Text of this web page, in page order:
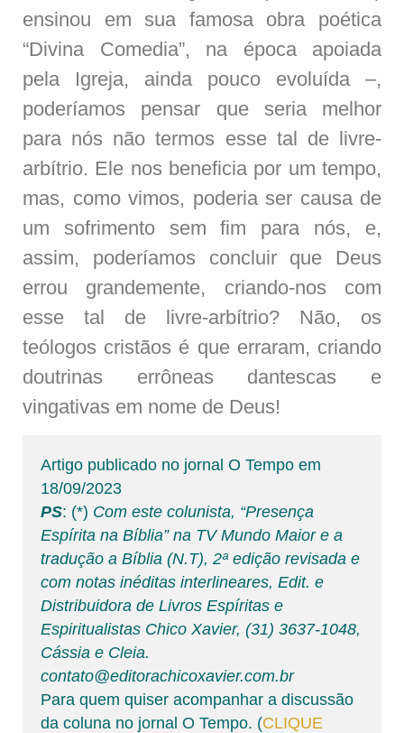
ensinou em sua famosa obra poética
“Divina Comedia”, na época apoiada
pela Igreja, ainda pouco evoluída –,
poderíamos pensar que seria melhor
para nós não termos esse tal de livre-
arbítrio. Ele nos beneficia por um tempo,
mas, como vimos, poderia ser causa de
um sofrimento sem fim para nós, e,
assim, poderíamos concluir que Deus
errou grandemente, criando-nos com
esse tal de livre-arbítrio? Não, os
teólogos cristãos é que erraram, criando
doutrinas errôneas dantescas e
vingativas em nome de Deus!
Artigo publicado no jornal O Tempo em
18/09/2023
PS: (*) Com este colunista, “Presença
Espírita na Bíblia” na TV Mundo Maior e a
tradução a Bíblia (N.T), 2ª edição revisada e
com notas inéditas interlineares, Edit. e
Distribuidora de Livros Espíritas e
Espiritualistas Chico Xavier, (31) 3637-1048,
Cássia e Cleia.
contato@editorachicoxavier.com.br
Para quem quiser acompanhar a discussão
da coluna no jornal O Tempo. (CLIQUE